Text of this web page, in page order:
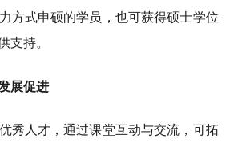
方式申硕的学员，也可获得硕士学位
支持。
展促进
秀人才，通过课堂互动与交流，可拓